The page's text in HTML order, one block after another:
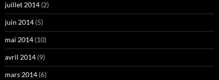
juillet 2014 (2)
juin 2014 (5)
mai 2014 (10)
avril 2014 (9)
mars 2014 (6)